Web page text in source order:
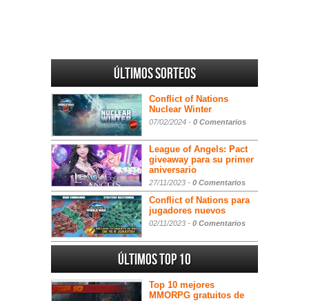
Últimos sorteos
Conflict of Nations
Nuclear Winter
07/02/2024 - 0 Comentarios
League of Angels: Pact
giveaway para su primer
aniversario
27/11/2023 - 0 Comentarios
Conflict of Nations para
jugadores nuevos
02/11/2023 - 0 Comentarios
Últimos Top 10
Top 10 mejores
MMORPG gratuitos de